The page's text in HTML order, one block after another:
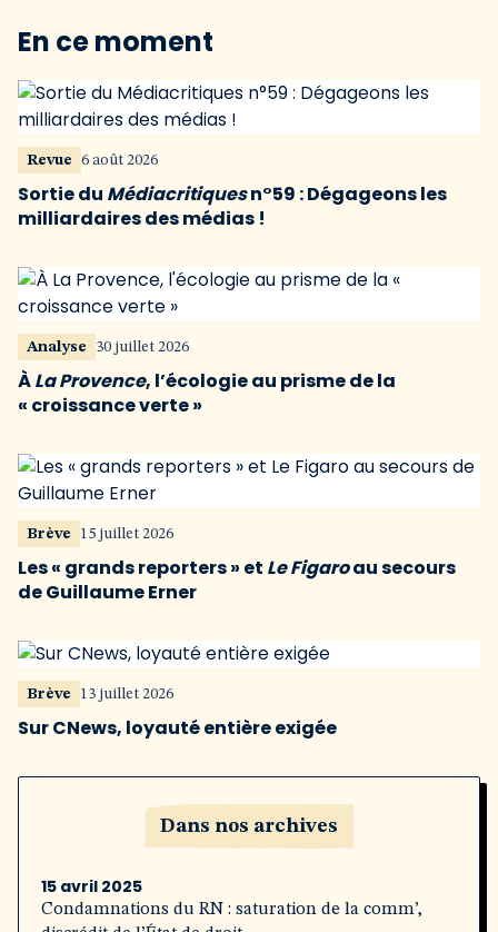
En ce moment
Revue 6 août 2026
Sortie du Médiacritiquesn°59 : Dégageons les
milliardaires des médias !
Analyse 30 juillet 2026
ÀLa Provence, l’écologie au prisme de la
« croissance verte »
Brève 15 juillet 2026
Les « grands reporters » et Le Figaroau secours
de Guillaume Erner
Brève 13 juillet 2026
Sur CNews, loyauté entière exigée
Dans nos archives
15 avril 2025
Condamnations du RN : saturation de la comm’,